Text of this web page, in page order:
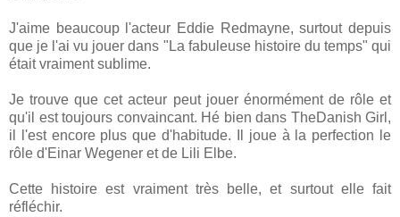
J'aime beaucoup l'acteur Eddie Redmayne, surtout depuis
que je l'ai vu jouer dans "La fabuleuse histoire du temps" qui
était vraiment sublime.
Je trouve que cet acteur peut jouer énormément de rôle et
qu'il est toujours convaincant. Hé bien dans TheDanish Girl,
il l'est encore plus que d'habitude. Il joue à la perfection le
rôle d'Einar Wegener et de Lili Elbe.
Cette histoire est vraiment très belle, et surtout elle fait
réfléchir.